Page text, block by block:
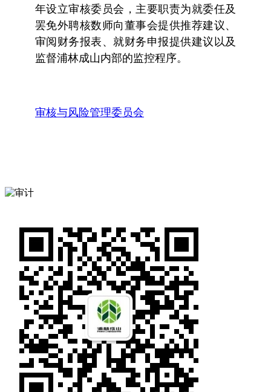
年设立审核委员会，主要职责为就委任及
罢免外聘核数师向董事会提供推荐建议、
审阅财务报表、就财务申报提供建议以及
监督浦林成山内部的监控程序。
审核与风险管理委员会